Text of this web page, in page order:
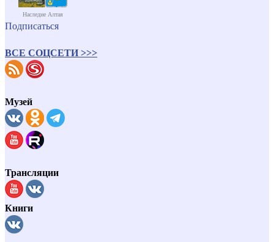
Наследие Алтая
Подписаться
ВСЕ СОЦСЕТИ >>>
Музей
Трансляции
Книги